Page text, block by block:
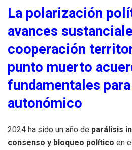
La polarización
avances
cooperación
punto muerto
fundamentales
autonómico
2024 ha sido un año de parálisis
consenso y bloqueo político en